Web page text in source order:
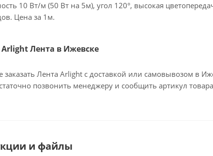
10 Вт/м (50 Вт на 5м), угол 120°, высокая
Цена за 1м.
Arlight Лента в Ижевске
заказать Лента Arlight с доставкой или самовывозом в
позвонить менеджеру и сообщить артикул
и файлы